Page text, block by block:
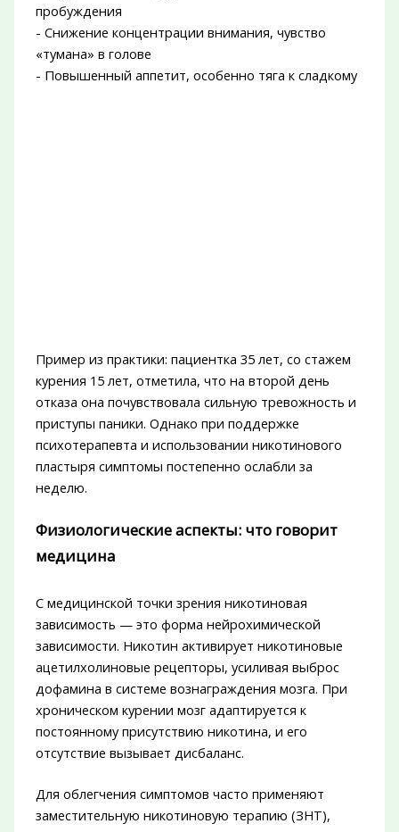
пробуждения
- Снижение концентрации внимания, чувство
«тумана» в голове
- Повышенный аппетит, особенно тяга к сладкому
Пример из практики: пациентка 35 лет, со стажем
курения 15 лет, отметила, что на второй день
отказа она почувствовала сильную тревожность и
приступы паники. Однако при поддержке
психотерапевта и использовании никотинового
пластыря симптомы постепенно ослабли за
неделю.
Физиологические аспекты: что говорит
медицина
С медицинской точки зрения никотиновая
зависимость — это форма нейрохимической
зависимости. Никотин активирует никотиновые
ацетилхолиновые рецепторы, усиливая выброс
дофамина в системе вознаграждения мозга. При
хроническом курении мозг адаптируется к
постоянному присутствию никотина, и его
отсутствие вызывает дисбаланс.
Для облегчения симптомов часто применяют
заместительную никотиновую терапию (ЗНТ),